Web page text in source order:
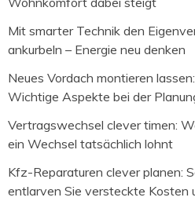
Mit smarter Technik den
ankurbeln – Energie neu denken
Neues Vordach montieren lassen:
Wichtige Aspekte bei der
Vertragswechsel clever timen:
ein Wechsel tatsächlich lohnt
Kfz-Reparaturen clever planen:
entlarven Sie versteckte Kosten